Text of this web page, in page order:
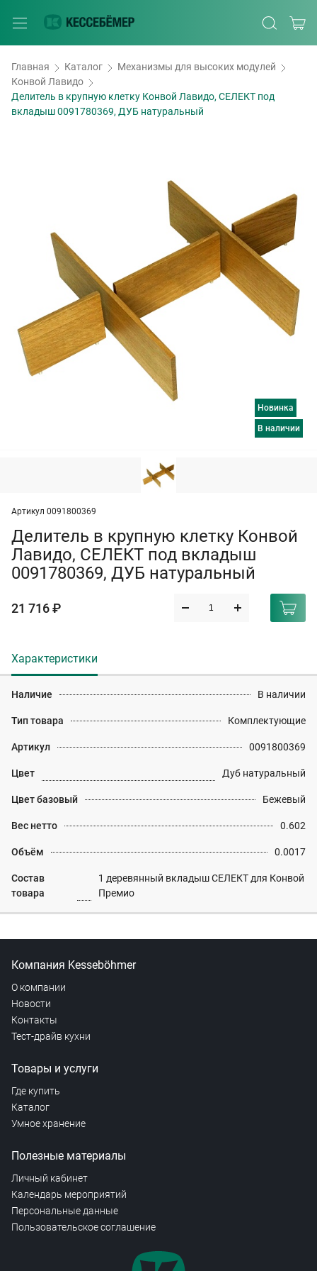
Главная Каталог
Механизмы для высоких модулей
Конвой Лавидо
Делитель в крупную клетку Конвой Лавидо, СЕЛЕКТ под
вкладыш 0091780369, ДУБ натуральный
Новинка
в наличии
Артикул 0091800369
Делитель в крупную клетку Конвой
Лавидо, СЕЛЕКТ под вкладыш
0091780369, ДУБ натуральный
21 716 ₽
Характеристики
Наличие В наличии
Тип товара Комплектующие
Артикул 0091800369
Цвет Дуб натуральный
Цвет базовый Бежевый
Вес нетто 0.602
Объём 0.0017
Состав
товара
1 деревянный вкладыш СЕЛЕКТ для Конвой
Премио
Компания Kesseböhmer
О компании
Новости
Контакты
Тест-драйв кухни
Товары и услуги
Где купить
Каталог
Умное хранение
Полезные материалы
Личный кабинет
Календарь мероприятий
Персональные данные
Пользовательское соглашение